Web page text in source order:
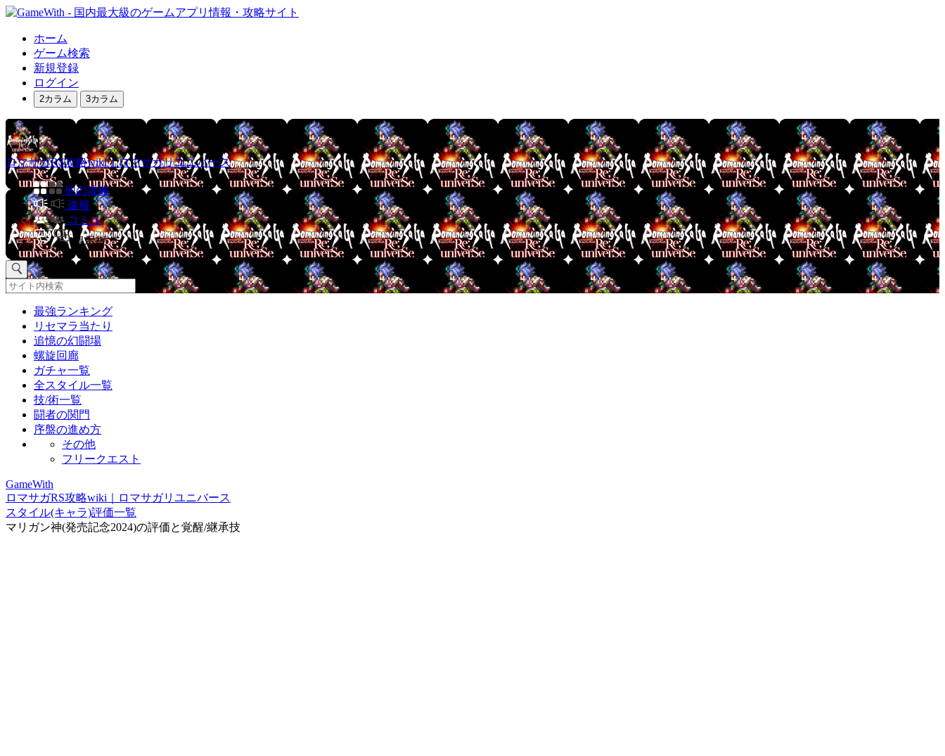
ホーム
ゲーム検索
新規登録
ログイン
2カラム 3カラム
ロマサガRS攻略wiki｜ロマサガリユニバース
他の攻略
速報
コミュ
掲示板
最強ランキング
リセマラ当たり
追憶の幻闘場
螺旋回廊
ガチャ一覧
全スタイル一覧
技/術一覧
闘者の関門
序盤の進め方
その他
フリークエスト
GameWith
ロマサガRS攻略wiki｜ロマサガリユニバース
スタイル(キャラ)評価一覧
マリガン神(発売記念2024)の評価と覚醒/継承技